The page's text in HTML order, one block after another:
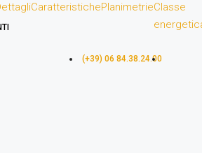
(+39) 06 84.38.24.00
CaratteristichePlanimetrieClasse